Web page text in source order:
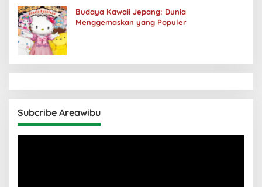
Budaya Kawaii Jepang: Dunia
Menggemaskan yang Populer
Subcribe Areawibu